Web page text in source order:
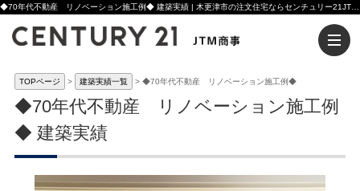
TOPページ 建築実績一覧 ◆70年代不動産 リノベーション施工例◆
◆70年代不動産 リノベーション施工例
◆ 建築実績